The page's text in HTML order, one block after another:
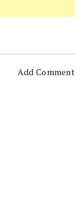
Add Comment